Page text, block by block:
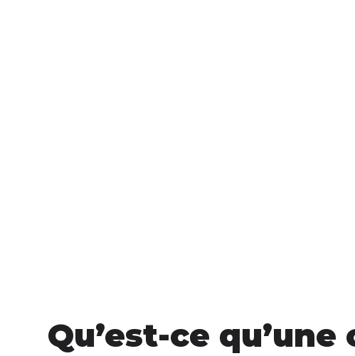
Qu’est-ce